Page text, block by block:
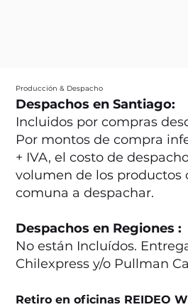
Producción & Despacho
Despachos en Santiago:
Incluidos por compras
Por montos de compra
+ IVA, el costo de
volumen de los productos
comuna a despachar.
Despachos en Regiones :
No están Incluídos.
Chilexpress y/o Pullman
Retiro en oficinas REIDEO